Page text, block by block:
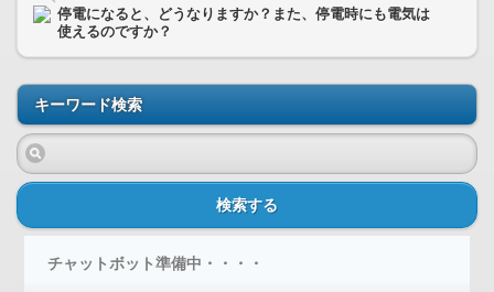
停電になると、どうなりますか？また、停電時にも電気は
使えるのですか？
キーワード検索
検索する
チャットボット準備中・・・・